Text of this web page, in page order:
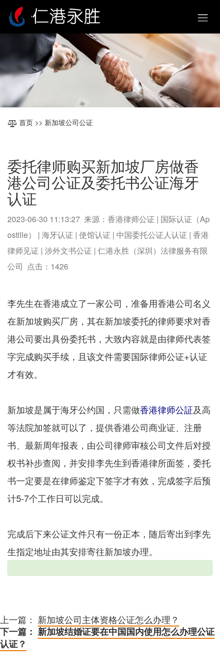
首页 >> 新加坡公司公证
委托律师购买新加坡厂房做香
港公司公证及委托书公证海牙
认证
2023-06-30 11:13:27 来源：香港律师公证 | 国际认证（Ap
ostille） | 海牙认证 | 使馆认证 | 中国委托公证人认证 | 香港
律师见证 | 涉外文书公证 | 仁港永胜（深圳）法律服务有限
公司 点击： 1426
李先生在香港成立了一家公司，准备用香港公司名义
在新加坡购买厂房，其在新加坡委托的律师要求对香
港公司要出具份委托书，大致内容就是由律师代表签
字完成购买手续，且该文件需要国际律师公证+认证
才有效。
新加坡是属于海牙公约国，只需做香港律师公証及高
等法院加签就可以了，提供香港公司商业证、注册
书、最新周年报表，由公司律师审核公司文件后对授
权书补步查阅，并安排李先生到香港律所面签，委托
书一定要是在律师鉴定下签字才有效，完成签字后预
计5-7个工作日可以完成。
完成后下来公证文件只有一份正本，随后寄出到李先
生指定地址由其安排寄往新加坡办理。
上一篇： 新加坡公司主体资格公证怎么办理？
下一篇： 新加坡结婚证要在中国国内使用怎么办理公证
认证？